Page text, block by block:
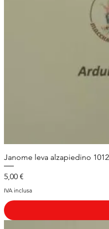
Janome leva alzapiedino 1012
Prezzo
5,00 €
IVA inclusa